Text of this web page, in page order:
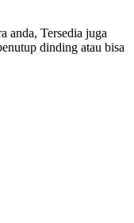
anda, Tersedia juga
dinding atau bisa